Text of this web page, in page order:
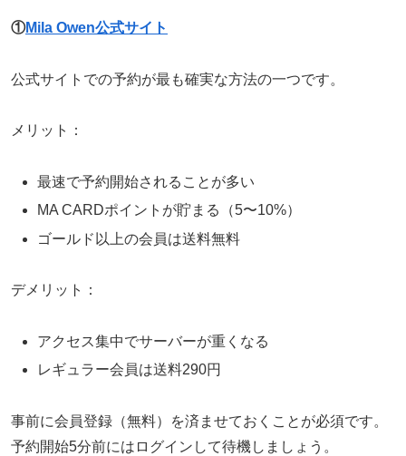
①Mila Owen公式サイト
公式サイトでの予約が最も確実な方法の一つです。
メリット：
最速で予約開始されることが多い
MA CARDポイントが貯まる（5〜10%）
ゴールド以上の会員は送料無料
デメリット：
アクセス集中でサーバーが重くなる
レギュラー会員は送料290円
事前に会員登録（無料）を済ませておくことが必須です。
予約開始5分前にはログインして待機しましょう。